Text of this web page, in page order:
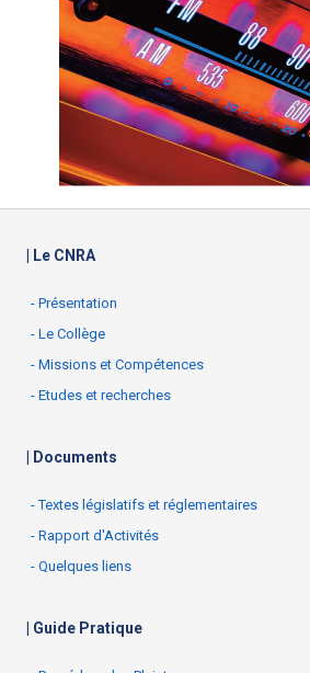
| Le CNRA
- Présentation
- Le Collège
- Missions et Compétences
- Etudes et recherches
| Documents
- Textes législatifs et réglementaires
- Rapport d'Activités
- Quelques liens
| Guide Pratique